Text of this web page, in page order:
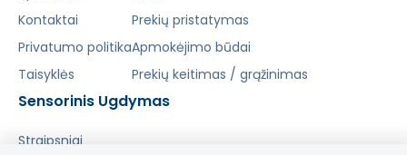
Kontaktai
Privatumo politika
Taisyklės
Prekių pristatymas
Apmokėjimo būdai
Prekių keitimas / grąžinimas
Sensorinis Ugdymas
Straipsniai